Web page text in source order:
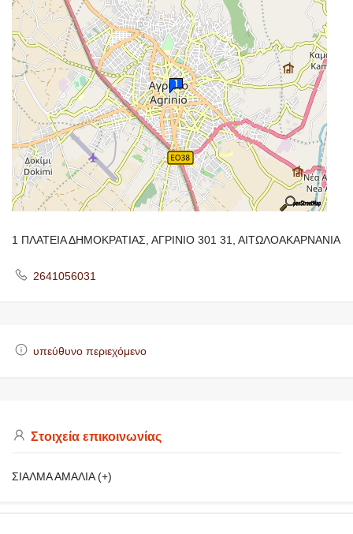
1 ΠΛΑΤΕΙΑ ΔΗΜΟΚΡΑΤΙΑΣ, ΑΓΡΙΝΙΟ 301 31, ΑΙΤΩΛΟΑΚΑΡΝΑΝΙΑ
2641056031
υπεύθυνο περιεχόμενο
Στοιχεία επικοινωνίας
ΣΙΑΛΜΑ ΑΜΑΛΙΑ (+)